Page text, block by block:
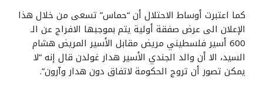
كما اعتبرت أوساط الاحتلال أن “حماس” تسعى من خلال هذا
الإعلان الى عرض صفقة أولية يتم بموجبها الافراج عن الـ
600 أسير فلسطيني مريض مقابل الأسير المريض هشام
السيد، الا أن والد الجندي الأسير هدار غولدن قال إنه “لا
يمكن تصور أن تروج الحكومة لاتفاق دون هدار وآرون”.